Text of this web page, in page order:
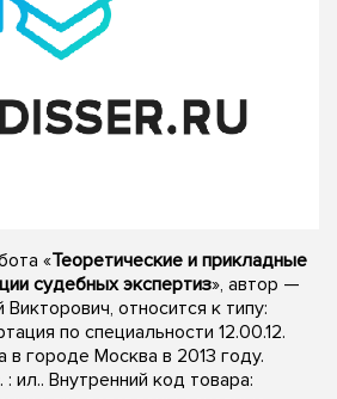
«Теоретические и прикладные
судебных экспертиз», автор —
относится к типу:
по специальности 12.00.12.
в городе Москва в 2013 году.
ил.. Внутренний код товара: